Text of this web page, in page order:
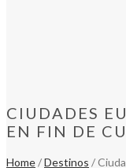
CIUDADES
EN FIN DE
Home/Destinos /